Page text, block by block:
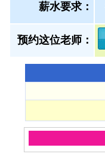
薪水要求：
预约这位老师：